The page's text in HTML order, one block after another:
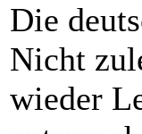
Die
Nicht
wieder